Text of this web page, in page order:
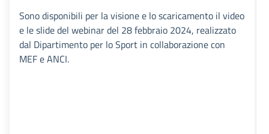
Sono disponibili per la visione e lo scaricamento il video
e le slide del webinar del 28 febbraio 2024, realizzato
dal Dipartimento per lo Sport in collaborazione con
MEF e ANCI.